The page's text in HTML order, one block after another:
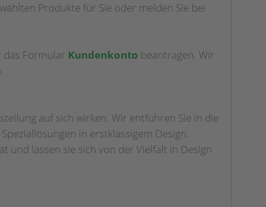
Produkte für Sie oder melden Sie bei
das Formular Kundenkonto beantragen. Wir
auf sich wirken. Wir entführen Sie in die
in erstklassigem Design.
und lassen sie sich von der Vielfalt in Design